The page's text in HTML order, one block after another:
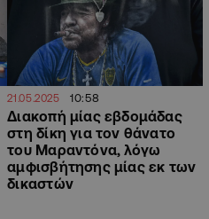
21.05.2025 10:58
Διακοπή μίας εβδομάδας
στη δίκη για τον θάνατο
του Μαραντόνα, λόγω
αμφισβήτησης μίας εκ των
δικαστών